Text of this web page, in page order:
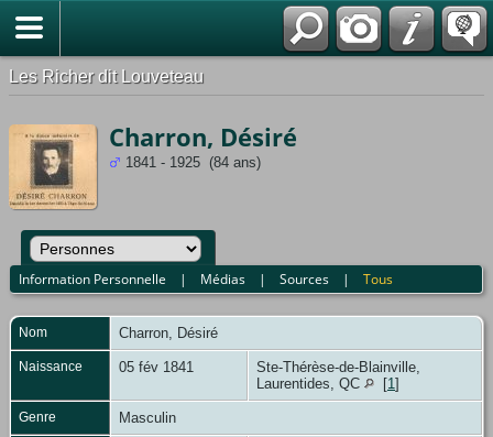
Les Richer dit Louveteau
Charron, Désiré
1841 - 1925 (84 ans)
Information Personnelle | Médias |Sources |Tous
Nom Charron Désiré
Naissance 05 fév 1841
Ste-Thérèse-de-Blainville,
Laurentides, QC
[1]
Genre Masculin